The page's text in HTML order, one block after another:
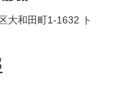
大和田町1-1632 ト